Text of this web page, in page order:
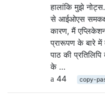
हालांकि मुझे
से आईओएस
कारण, मैं एप्लिकेशन
प्रारूपण के बारे में
पाठ की
के …
44
copy-